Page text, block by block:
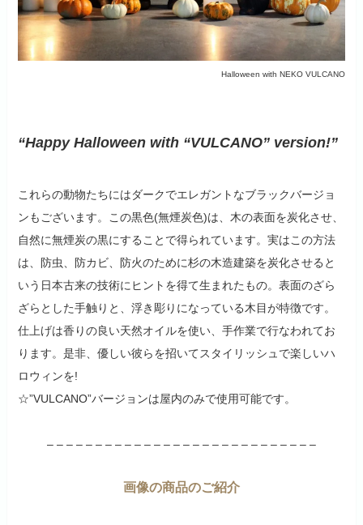
Halloween with NEKO VULCANO
“Happy Halloween with “VULCANO” version!”
これらの動物たちにはダークでエレガントなブラックバージョ
ンもございます。この黒色(無煙炭色)は、木の表面を炭化させ、
自然に無煙炭の黒にすることで得られています。実はこの方法
は、防虫、防カビ、防火のために杉の木造建築を炭化させると
いう日本古来の技術にヒントを得て生まれたもの。表面のざら
ざらとした手触りと、浮き彫りになっている木目が特徴です。
仕上げは香りの良い天然オイルを使い、手作業で行なわれてお
ります。是非、優しい彼らを招いてスタイリッシュで楽しいハ
ロウィンを!
☆”VULCANO”バージョンは屋内のみで使用可能です。
– – – – – – – – – – – – – – – – – – – – – – – – – – – –
画像の商品のご紹介